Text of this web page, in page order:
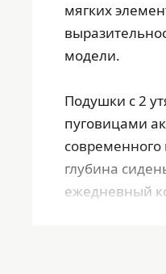
мягких
модели.
Подушки с 2
пуговицами
глубина
ежедневный